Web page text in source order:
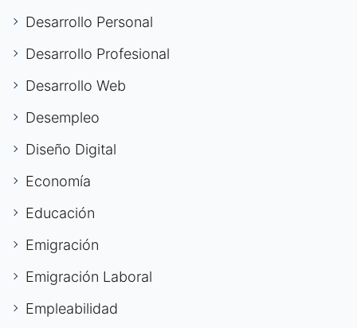
Desarrollo Personal
Desarrollo Profesional
Desarrollo Web
Desempleo
Diseño Digital
Economía
Educación
Emigración
Emigración Laboral
Empleabilidad